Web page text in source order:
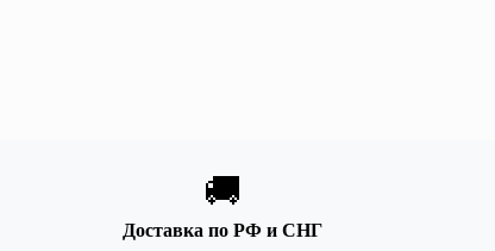
🚚
Доставка по РФ и СНГ